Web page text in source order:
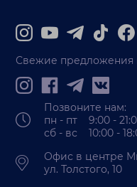
Свежие предложения
Позвоните нам:
пн - пт 9:00 -
сб - вс 10:00 -
Офис в центре
ул. Толстого, 10